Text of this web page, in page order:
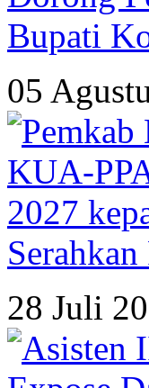
Bupati
05
28 Juli